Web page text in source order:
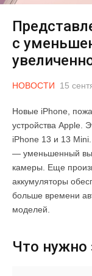
с
НОВОСТИ 15
Новые iPhone,
устройства Apple.
iPhone 13 и 13
— уменьшенный
камеры. Еще
аккумуляторы
больше времени
моделей.
Что нужно